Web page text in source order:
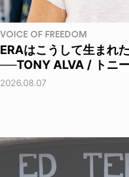
VOICE OF FREEDOM
ERAはこうして生まれた
──TONY ALVA / トニ
2026.08.07